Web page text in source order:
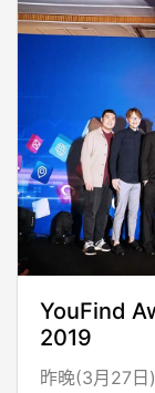
YouFind
2019
昨晚(3月27